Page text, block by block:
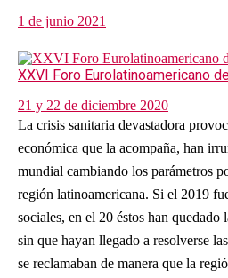
1 de junio 2021
XXVI Foro Eurolatinoamericano
21 y 22 de diciembre 2020
La crisis sanitaria devastadora
económica que la acompaña, han
mundial cambiando los parámetros
región latinoamericana. Si el 2019
sociales, en el 20 éstos han quedado
sin que hayan llegado a resolverse
se reclamaban de manera que la